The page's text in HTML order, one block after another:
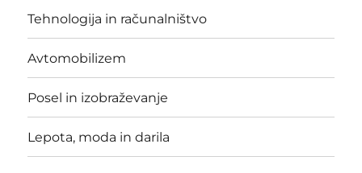
Tehnologija in računalništvo
Avtomobilizem
Posel in izobraževanje
Lepota, moda in darila